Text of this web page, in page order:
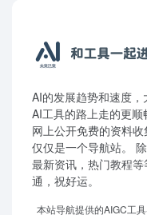
AI的发展趋势和速度
AI工具的路上走的更
网上公开免费的资料
仅仅是一个导航站。
最新资讯，热门教程
通，祝好运。
本站导航提供的AIGC工